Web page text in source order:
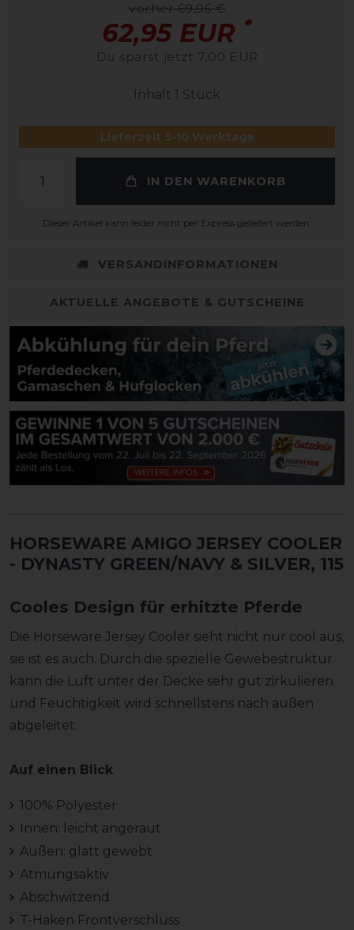
vorher 69,95 €
62,95 EUR *
Du sparst jetzt 7,00 EUR
Inhalt 1 Stück
Lieferzeit 5-10 Werktage
IN DEN WARENKORB
Dieser Artikel kann leider nicht per Express geliefert werden.
VERSANDINFORMATIONEN
AKTUELLE ANGEBOTE & GUTSCHEINE
HORSEWARE AMIGO JERSEY COOLER
- DYNASTY GREEN/NAVY & SILVER, 115
Cooles Design für erhitzte Pferde
Die Horseware Jersey Cooler sieht nicht nur cool aus,
sie ist es auch. Durch die spezielle Gewebestruktur
kann die Luft unter der Decke sehr gut zirkulieren
und Feuchtigkeit wird schnellstens nach außen
abgeleitet.
Auf einen Blick
100% Polyester
Innen: leicht angeraut
Außen: glatt gewebt
Atmungsaktiv
Abschwitzend
T-Haken Frontverschluss